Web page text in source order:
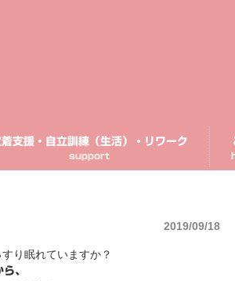
支援・自立訓練（生活）・リワーク
support
2019/09/18
り眠れていますか？
、